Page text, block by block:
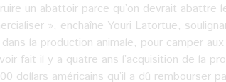
un abattoir parce qu’on devrait
», enchaîne Youri Latortue,
la production animale, pour camper
fait il y a quatre ans l’acquisition de la
dollars américains qu’il a dû rembourser